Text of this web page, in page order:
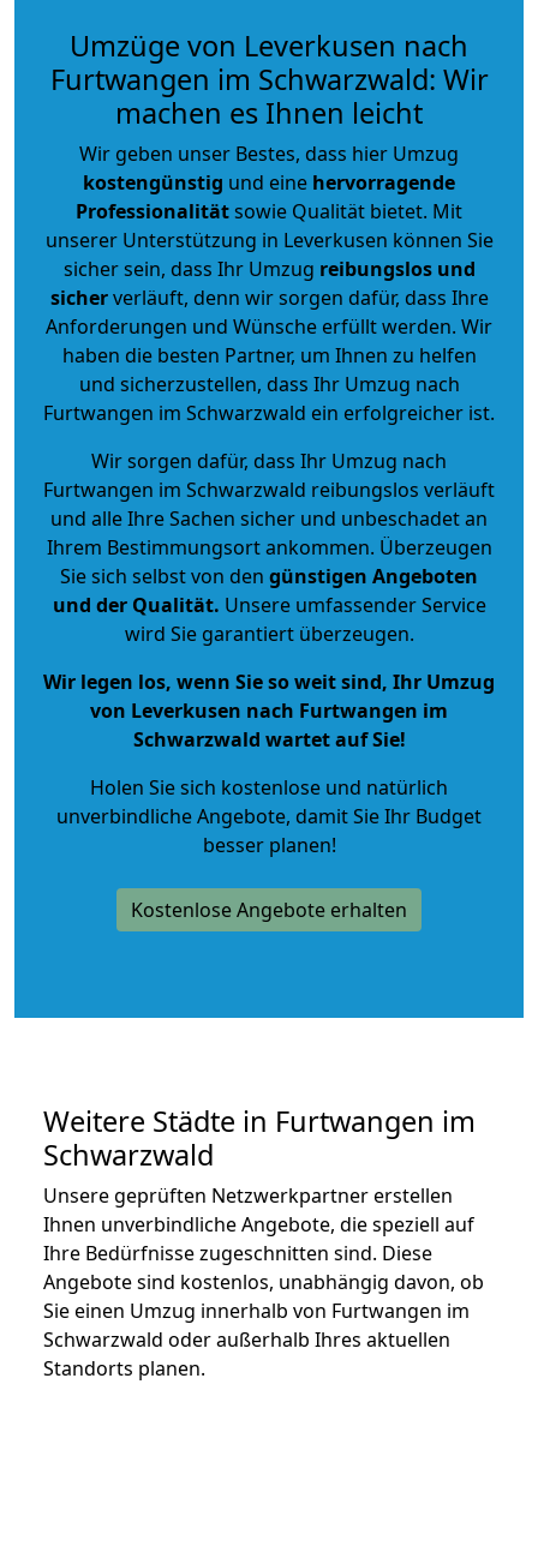
Umzüge von Leverkusen nach
Furtwangen im Schwarzwald: Wir
machen es Ihnen leicht
Wir geben unser Bestes, dass hier Umzug
kostengünstig und eine hervorragende
Professionalitätsowie Qualität bietet. Mit
unserer Unterstützung in Leverkusen können Sie
sicher sein, dass Ihr Umzug reibungslos und
sicherverläuft, denn wir sorgen dafür, dass Ihre
Anforderungen und Wünsche erfüllt werden. Wir
haben die besten Partner, um Ihnen zu helfen
und sicherzustellen, dass Ihr Umzug nach
Furtwangen im Schwarzwald ein erfolgreicher ist.
Wir sorgen dafür, dass Ihr Umzug nach
Furtwangen im Schwarzwald reibungslos verläuft
und alle Ihre Sachen sicher und unbeschadet an
Ihrem Bestimmungsort ankommen. Überzeugen
Sie sich selbst von den günstigen Angeboten
und der Qualität. Unsere umfassender Service
wird Sie garantiert überzeugen.
Wir legen los, wenn Sie so weit sind, Ihr Umzug
von Leverkusen nach Furtwangen im
Schwarzwald wartet auf Sie!
Holen Sie sich kostenlose und natürlich
unverbindliche Angebote, damit Sie Ihr Budget
besser planen!
Kostenlose Angebote erhalten
Weitere Städte in Furtwangen im
Schwarzwald
Unsere geprüften Netzwerkpartner erstellen
Ihnen unverbindliche Angebote, die speziell auf
Ihre Bedürfnisse zugeschnitten sind. Diese
Angebote sind kostenlos, unabhängig davon, ob
Sie einen Umzug innerhalb von Furtwangen im
Schwarzwald oder außerhalb Ihres aktuellen
Standorts planen.